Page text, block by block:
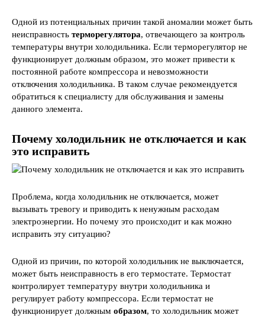
Одной из потенциальных причин такой аномалии может быть
неисправность терморегулятора, отвечающего за контроль
температуры внутри холодильника. Если терморегулятор не
функционирует должным образом, это может привести к
постоянной работе компрессора и невозможности
отключения холодильника. В таком случае рекомендуется
обратиться к специалисту для обслуживания и замены
данного элемента.
Почему холодильник не отключается и как
это исправить
Проблема, когда холодильник не отключается, может
вызывать тревогу и приводить к ненужным расходам
электроэнергии. Но почему это происходит и как можно
исправить эту ситуацию?
Одной из причин, по которой холодильник не выключается,
может быть неисправность в его термостате. Термостат
контролирует температуру внутри холодильника и
регулирует работу компрессора. Если термостат не
функционирует должным образом, то холодильник может